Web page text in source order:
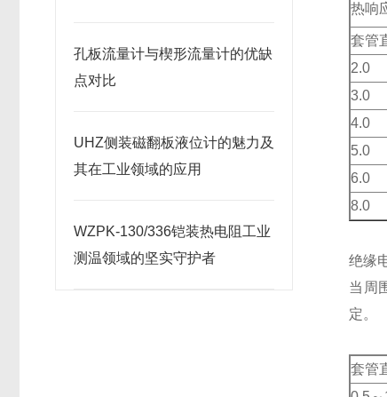
孔板流量计与楔形流量计的优缺
点对比
UHZ侧装磁翻板液位计的魅力及
其在工业领域的应用
WZPK-130/336铠装热电阻工业
测温领域的坚实守护者
热响
套管
2.0
3.0
4.0
5.0
6.0
8.0
绝缘
当周
定。
套管